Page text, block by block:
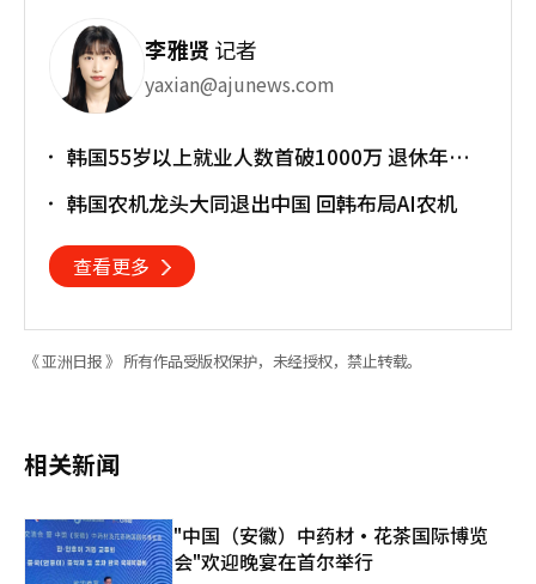
李雅贤记者
yaxian@ajunews.com
韩国55岁以上就业人数首破1000万 退休年龄
韩国农机龙头大同退出中国 回韩布局AI农机
查看更多
《 亚洲日报 》 所有作品受版权保护，未经授权，禁止转载。
相关新闻
"中国（安徽）中药材·花茶国际博览
会"欢迎晚宴在首尔举行